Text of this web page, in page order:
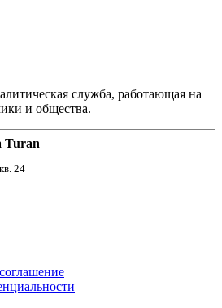
служба, работающая на
и общества.
Turan
24